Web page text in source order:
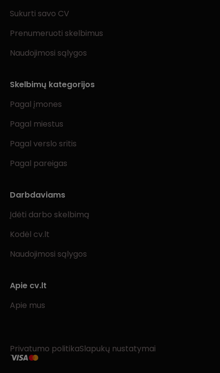
Sukurti savo CV
Prenumeruoti skelbimus
Naudojimosi sąlygos
Skelbimų kategorijos
Pagal įmones
Pagal miestus
Pagal verslo sritis
Pagal pareigas
Darbdaviams
Įdėti darbo skelbimą
Kodėl cv.lt
Naudojimosi sąlygos
Apie cv.lt
Apie mus
Privatumo politikaSlapukų nustatymai